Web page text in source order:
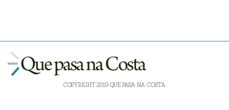
COPYRIGHT 2019 QUE PASA NA COSTA